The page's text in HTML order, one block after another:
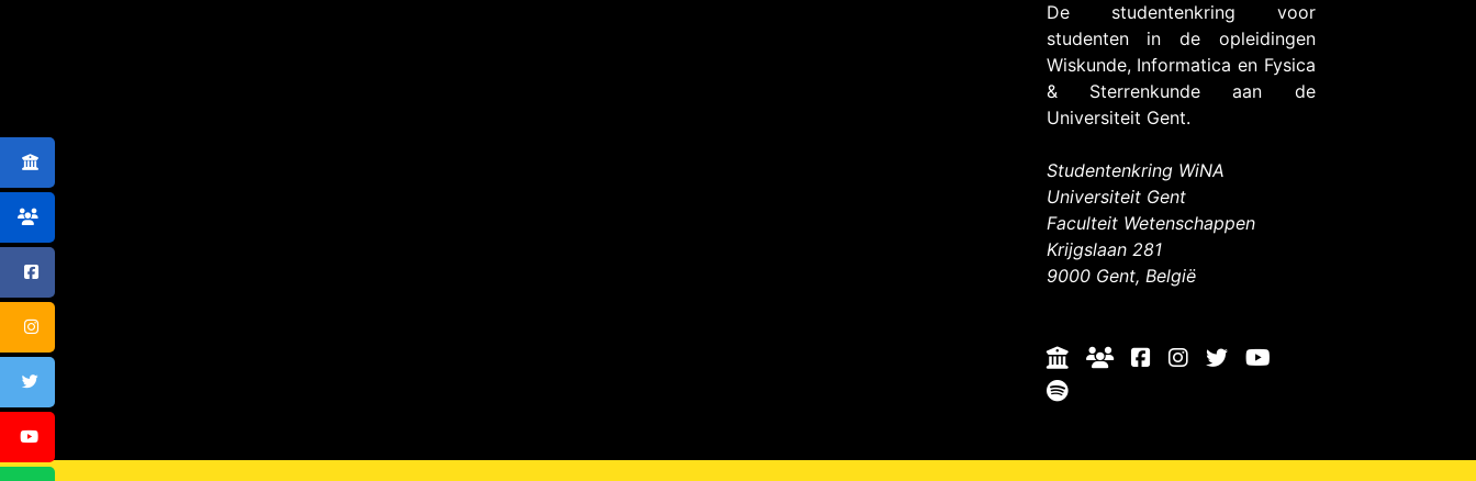
De studentenkring voor
studenten in de opleidingen
Wiskunde, Informatica en Fysica
& Sterrenkunde aan de
Universiteit Gent.
Studentenkring WiNA
Universiteit Gent
Faculteit Wetenschappen
Krijgslaan 281
9000 Gent, België